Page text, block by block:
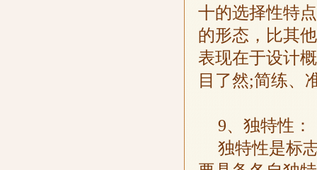
十的选择性特
的形态，比其
表现在于设计
目了然;简练、
9、独特性：
独特性是标